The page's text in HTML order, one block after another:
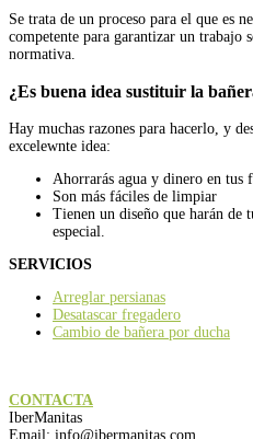
Se trata de un proceso para el que es
competente para garantizar un trabajo
normativa.
¿Es buena idea sustituir la
Hay muchas razones para hacerlo, y
excelewnte idea:
Ahorrarás agua y dinero en tus
Son más fáciles de limpiar
Tienen un diseño que harán de
especial.
SERVICIOS
Arreglar persianas
Desatascar fregadero
Cambio de bañera por ducha
CONTACTA
IberManitas
Email: info@ibermanitas.com